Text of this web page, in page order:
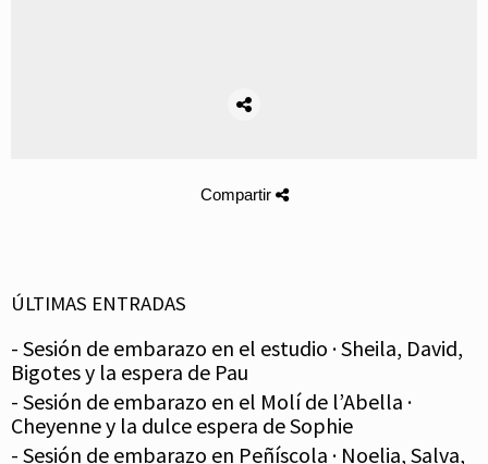
Compartir
ÚLTIMAS ENTRADAS
- Sesión de embarazo en el estudio · Sheila, David,
Bigotes y la espera de Pau
- Sesión de embarazo en el Molí de l’Abella ·
Cheyenne y la dulce espera de Sophie
- Sesión de embarazo en Peñíscola · Noelia, Salva,